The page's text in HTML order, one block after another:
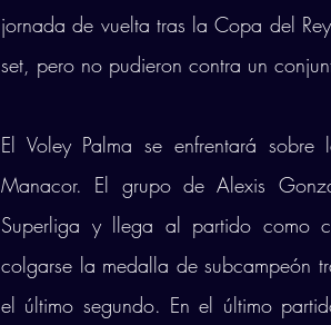
jornada de vuelta tras la Copa del
set, pero no pudieron contra un
El Voley Palma se enfrentará
Manacor. El grupo de Alexis
Superliga y llega al partido como
colgarse la medalla de subcampeón
el último segundo. En el último